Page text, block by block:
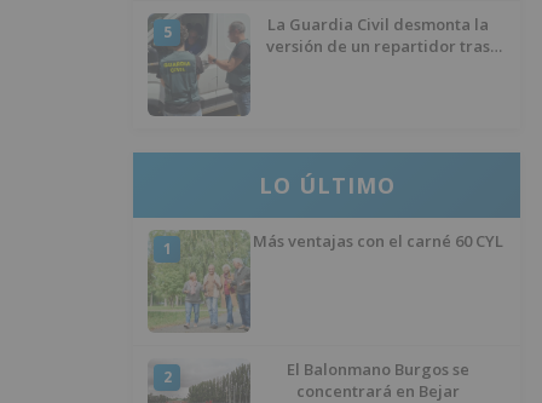
5
La Guardia Civil desmonta la
versión de un repartidor tras
LO ÚLTIMO
1 Más ventajas con el carné 60 CYL
2
El Balonmano Burgos se
concentrará en Bejar